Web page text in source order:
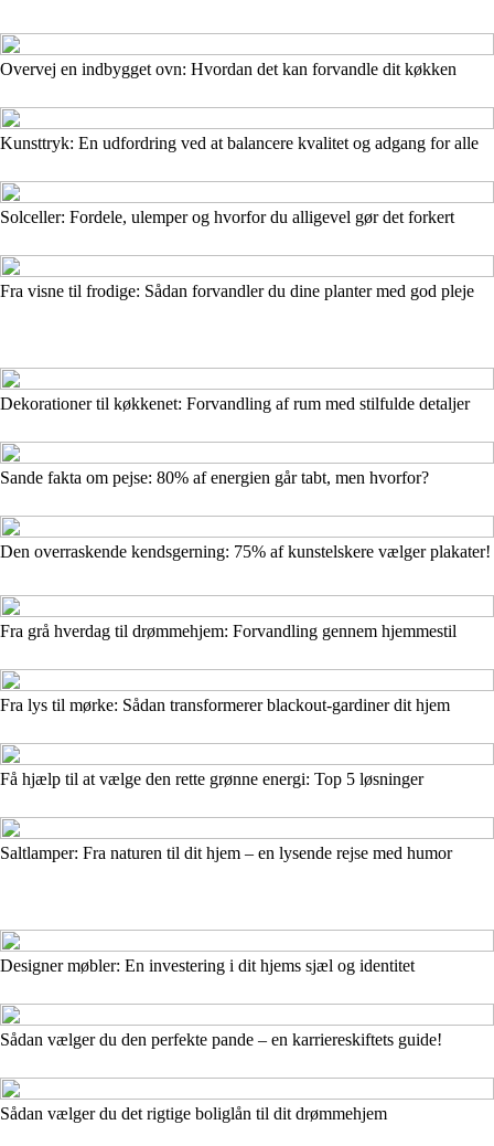
Overvej en indbygget ovn: Hvordan det kan forvandle dit køkken
Kunsttryk: En udfordring ved at balancere kvalitet og adgang for alle
Solceller: Fordele, ulemper og hvorfor du alligevel gør det forkert
Fra visne til frodige: Sådan forvandler du dine planter med god pleje
Dekorationer til køkkenet: Forvandling af rum med stilfulde detaljer
Sande fakta om pejse: 80% af energien går tabt, men hvorfor?
Den overraskende kendsgerning: 75% af kunstelskere vælger plakater!
Fra grå hverdag til drømmehjem: Forvandling gennem hjemmestil
Fra lys til mørke: Sådan transformerer blackout-gardiner dit hjem
Få hjælp til at vælge den rette grønne energi: Top 5 løsninger
Saltlamper: Fra naturen til dit hjem – en lysende rejse med humor
Designer møbler: En investering i dit hjems sjæl og identitet
Sådan vælger du den perfekte pande – en karriereskiftets guide!
Sådan vælger du det rigtige boliglån til dit drømmehjem